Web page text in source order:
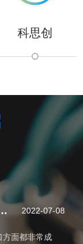
科思创
消费电子行业研究报告 2022-07-08
方面都非常成